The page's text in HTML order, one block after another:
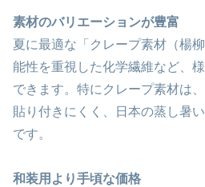
素材のバリエーションが豊富
夏に最適な「クレープ素材（楊
能性を重視した化学繊維など、
できます。特にクレープ素材は
貼り付きにくく、日本の蒸し暑
です。
和装用より手頃な価格